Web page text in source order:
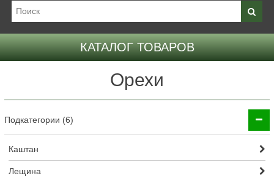
КАТАЛОГ ТОВАРОВ
Орехи
Подкатегории (6)
Каштан
Лещина